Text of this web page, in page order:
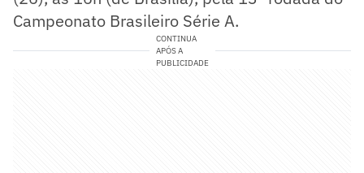
Campeonato Brasileiro Série A.
CONTINUA
APÓS A
PUBLICIDADE